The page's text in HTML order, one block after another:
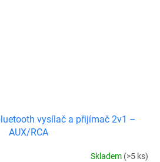
vysílač a přijímač 2v1 –
AUX/RCA
Skladem (>5 ks)